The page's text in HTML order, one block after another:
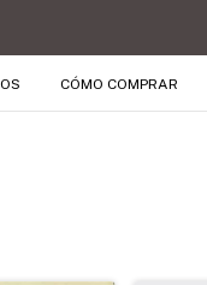
CÓMO COMPRAR